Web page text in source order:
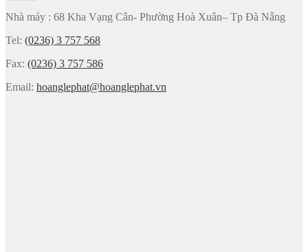
Nhà máy : 68 Kha Vạng Cân- Phường Hoà Xuân– Tp Đà Nẵng
Tel: (0236) 3 757 568
Fax: (0236) 3 757 586
Email: hoanglephat@hoanglephat.vn